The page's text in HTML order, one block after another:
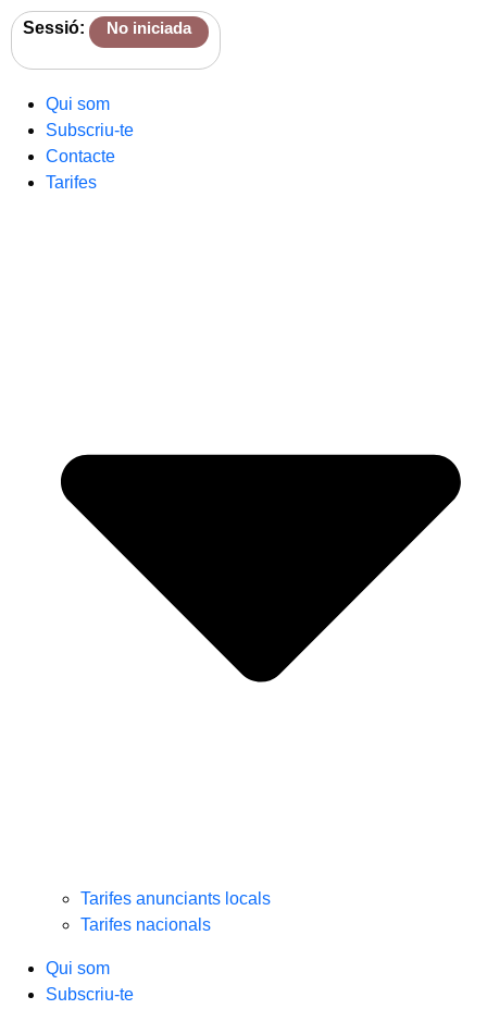
Sessió: No iniciada
Qui som
Subscriu-te
Contacte
Tarifes
Tarifes anunciants locals
Tarifes nacionals
Qui som
Subscriu-te